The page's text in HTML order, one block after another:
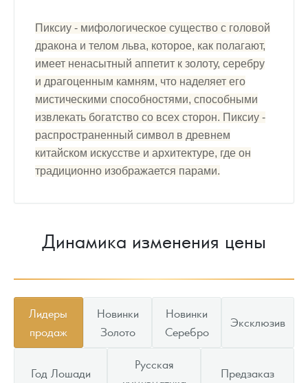
Пиксиу - мифологическое существо с головой
дракона и телом льва, которое, как полагают,
имеет ненасытный аппетит к золоту, серебру
и драгоценным камням, что наделяет его
мистическими способностями, способными
извлекать богатство со всех сторон. Пиксиу -
распространенный символ в древнем
китайском искусстве и архитектуре, где он
традиционно изображается парами.
Динамика изменения цены
Лидеры
продаж
Новинки
Золото
Новинки
Серебро
Эксклюзив
Год Лошади
Русская
Предзаказ